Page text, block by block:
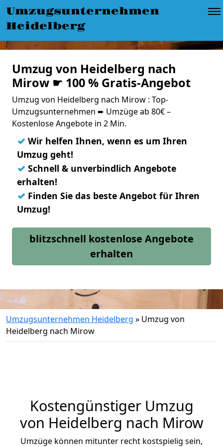
Umzugsunternehmen
Heidelberg
Umzug von Heidelberg nach
Mirow ☛ 100 % Gratis-Angebot
Umzug von Heidelberg nach Mirow : Top-
Umzugsunternehmen ➨ Umzüge ab 80€ –
Kostenlose Angebote in 2 Min.
✓ Wir helfen Ihnen, wenn es um Ihren
Umzug geht!
✓ Schnell & unverbindlich Angebote
erhalten!
✓ Finden Sie das beste Angebot für Ihren
Umzug!
blitzschnell kostenlose Angebote
erhalten
Umzugsunternehmen Heidelberg » Umzug von
Heidelberg nach Mirow
Kostengünstiger Umzug
von Heidelberg nach Mirow
Umzüge können mitunter recht kostspielig sein,